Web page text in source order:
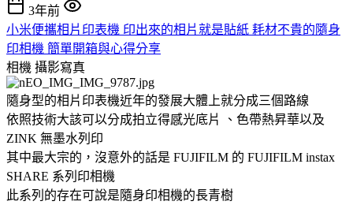
3年前
小米便攜相片印表機 印出來的相片就是貼紙 耗材不貴的隨身
印相機 簡單開箱與心得分享
相機 攝影寫真
隨身型的相片印表機近年的發展大體上就分成三個路線
依照技術大該可以分成拍立得感光底片 、色帶熱昇華以及
ZINK 無墨水列印
其中最大宗的，沒意外的話是 FUJIFILM 的 FUJIFILM instax
SHARE 系列印相機
此系列的存在可說是隨身印相機的長青樹